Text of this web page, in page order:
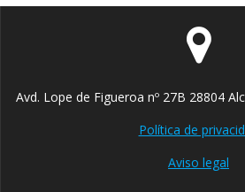
Avd. Lope de Figueroa nº 27B 28804
Política de
Aviso legal